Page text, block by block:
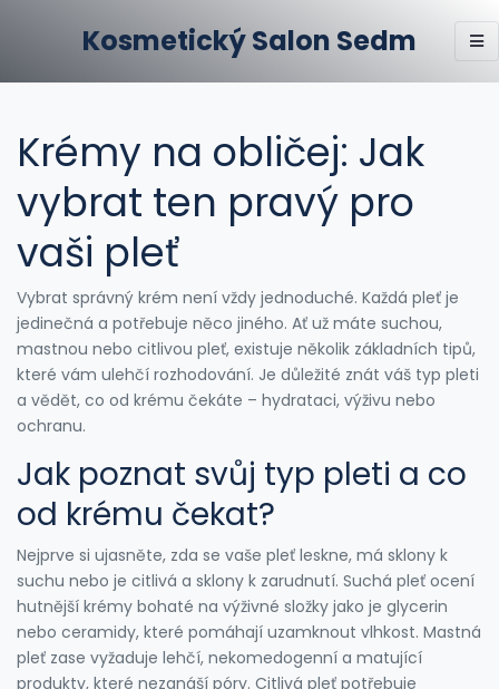
Kosmetický Salon Sedm
Krémy na obličej: Jak
vybrat ten pravý pro
vaši pleť
Vybrat správný krém není vždy jednoduché. Každá pleť je
jedinečná a potřebuje něco jiného. Ať už máte suchou,
mastnou nebo citlivou pleť, existuje několik základních tipů,
které vám ulehčí rozhodování. Je důležité znát váš typ pleti
a vědět, co od krému čekáte – hydrataci, výživu nebo
ochranu.
Jak poznat svůj typ pleti a co
od krému čekat?
Nejprve si ujasněte, zda se vaše pleť leskne, má sklony k
suchu nebo je citlivá a sklony k zarudnutí. Suchá pleť ocení
hutnější krémy bohaté na výživné složky jako je glycerin
nebo ceramidy, které pomáhají uzamknout vlhkost. Mastná
pleť zase vyžaduje lehčí, nekomedogenní a matující
produkty, které nezanáší póry. Citlivá pleť potřebuje